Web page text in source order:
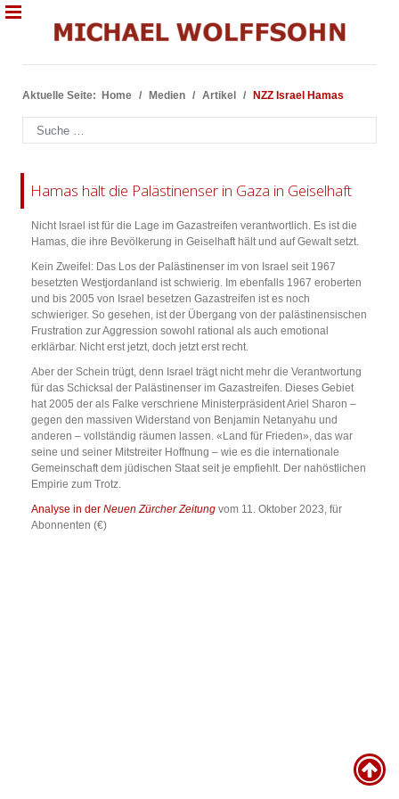
Aktuelle Seite: Home Medien Artikel NZZ Israel Hamas
Suchen
Hamas hält die Palästinenser in Gaza in Geiselhaft
Nicht Israel ist für die Lage im Gazastreifen verantwortlich. Es ist die
Hamas, die ihre Bevölkerung in Geiselhaft hält und auf Gewalt setzt.
Kein Zweifel: Das Los der Palästinenser im von Israel seit 1967
besetzten Westjordanland ist schwierig. Im ebenfalls 1967 eroberten
und bis 2005 von Israel besetzen Gazastreifen ist es noch
schwieriger. So gesehen, ist der Übergang von der palästinensischen
Frustration zur Aggression sowohl rational als auch emotional
erklärbar. Nicht erst jetzt, doch jetzt erst recht.
Aber der Schein trügt, denn Israel trägt nicht mehr die Verantwortung
für das Schicksal der Palästinenser im Gazastreifen. Dieses Gebiet
hat 2005 der als Falke verschriene Ministerpräsident Ariel Sharon –
gegen den massiven Widerstand von Benjamin Netanyahu und
anderen – vollständig räumen lassen. «Land für Frieden», das war
seine und seiner Mitstreiter Hoffnung – wie es die internationale
Gemeinschaft dem jüdischen Staat seit je empfiehlt. Der nahöstlichen
Empirie zum Trotz.
Analyse in der Neuen Zürcher Zeitung vom 11. Oktober 2023, für
Abonnenten (€)